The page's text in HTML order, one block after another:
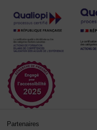
Partenaires